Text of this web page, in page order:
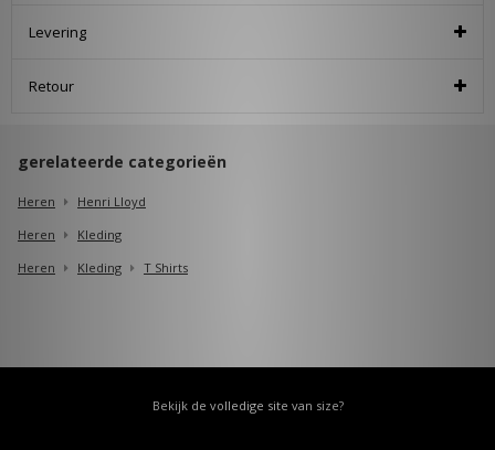
Levering
Retour
gerelateerde categorieën
Heren
Henri Lloyd
Heren
Kleding
Heren
Kleding T Shirts
Bekijk de volledige site van size?